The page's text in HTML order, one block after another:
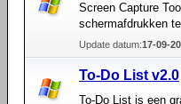
Screen Capture
schermafdrukken
Update datum:17-09-
To-Do List v2.0
To-Do List is een